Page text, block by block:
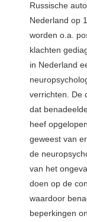
Russische
Nederland op
worden o.a.
klachten
in Nederland
verrichten. De
dat
heef
geweest van
de
van het
doen op de
waardoor
beperkingen